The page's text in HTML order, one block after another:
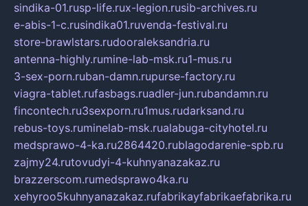
sindika-01.rusp-life.rux-legion.rusib-archives.ru
e-abis-1-c.rusindika01.ruvenda-festival.ru
store-brawlstars.rudooraleksandria.ru
antenna-highly.rumine-lab-msk.ru1-mus.ru
3-sex-porn.ruban-damn.rupurse-factory.ru
viagra-tablet.rufasbags.ruadler-jun.rubandamn.ru
fincontech.ru3sexporn.ru1mus.rudarksand.ru
rebus-toys.ruminelab-msk.rualabuga-cityhotel.ru
medsprawo-4-ka.ru2864420.rublagodarenie-spb.ru
zajmy24.rutovudyi-4-kuhnyanazakaz.ru
brazzerscom.rumedsprawo4ka.ru
xehyroo5kuhnyanazakaz.rufabrikayfabrikaefabrika.ru